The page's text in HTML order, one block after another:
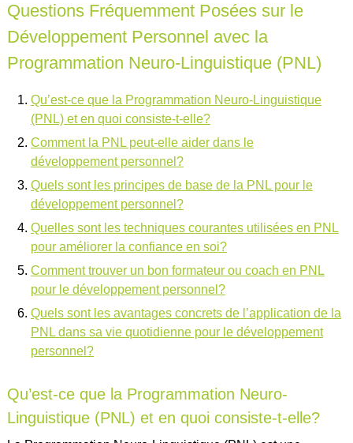
Questions Fréquemment Posées sur le
Développement Personnel avec la
Programmation Neuro-Linguistique (PNL)
Qu’est-ce que la Programmation Neuro-Linguistique
(PNL) et en quoi consiste-t-elle?
Comment la PNL peut-elle aider dans le
développement personnel?
Quels sont les principes de base de la PNL pour le
développement personnel?
Quelles sont les techniques courantes utilisées en PNL
pour améliorer la confiance en soi?
Comment trouver un bon formateur ou coach en PNL
pour le développement personnel?
Quels sont les avantages concrets de l’application de la
PNL dans sa vie quotidienne pour le développement
personnel?
Qu’est-ce que la Programmation Neuro-
Linguistique (PNL) et en quoi consiste-t-elle?